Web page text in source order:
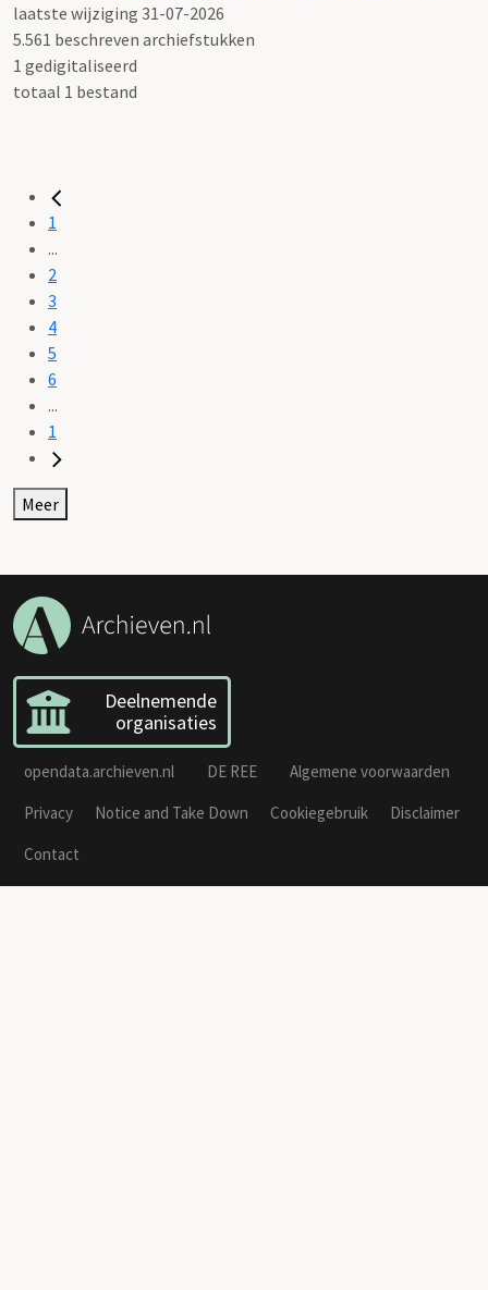
laatste wijziging 31-07-2026
5.561 beschreven archiefstukken
1 gedigitaliseerd
totaal 1 bestand
1
...
2
3
4
5
6
...
1
Meer
Deelnemende
organisaties
opendata.archieven.nl DE REE
Algemene voorwaarden
Privacy
Notice and Take Down Cookiegebruik
Disclaimer
Contact